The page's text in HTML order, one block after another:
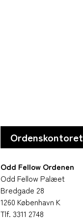
Ordenskontoret
Odd Fellow Ordenen
Odd Fellow Palæet
Bredgade 28
1260 København K
Tlf. 3311 2748